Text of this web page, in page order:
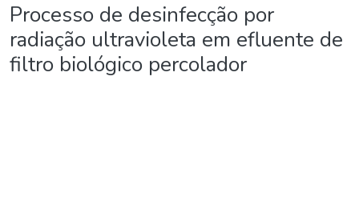
Processo de desinfecção por
radiação ultravioleta em efluente de
filtro biológico percolador